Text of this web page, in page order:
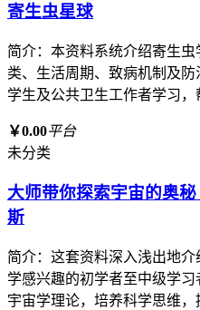
寄生虫星球
简介：本资料系统介绍寄生
类、生活周期、致病机制及
学生及公共卫生工作者学习
￥0.00平台
未分类
大师带你探索宇宙的奥
斯
简介：这套资料深入浅出地
学感兴趣的初学者至中级学
宇宙学理论，培养科学思维，